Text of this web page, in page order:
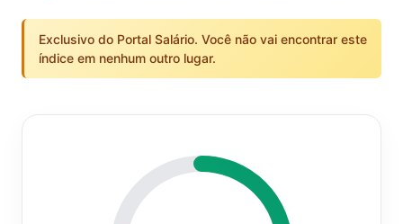
Exclusivo do Portal Salário. Você não vai encontrar este
índice em nenhum outro lugar.